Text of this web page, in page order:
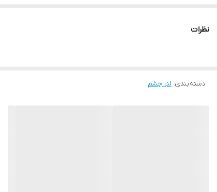
نظرات
دسته‌بندی: لنز چشم